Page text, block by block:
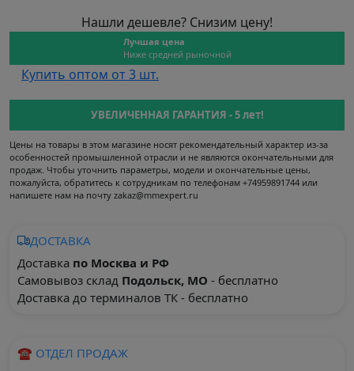
Нашли дешевле? Снизим цену!
Лучшая цена
Ниже средней рыночной
Купить оптом от 3 шт.
УВЕЛИЧЕННАЯ ГАРАНТИЯ - 5 лет!
Цены на товары в этом магазине носят рекомендательный характер из-за
особенностей промышленной отрасли и не являются окончательными для
продаж. Чтобы уточнить параметры, модели и окончательные цены,
пожалуйста, обратитесь к сотрудникам по телефонам +74959891744 или
напишете нам на почту zakaz@mmexpert.ru
ДОСТАВКА
Доставка по Москва и РФ
Самовывоз склад Подольск, МО - бесплатно
Доставка до терминалов ТК - бесплатно
☎ ОТДЕЛ ПРОДАЖ